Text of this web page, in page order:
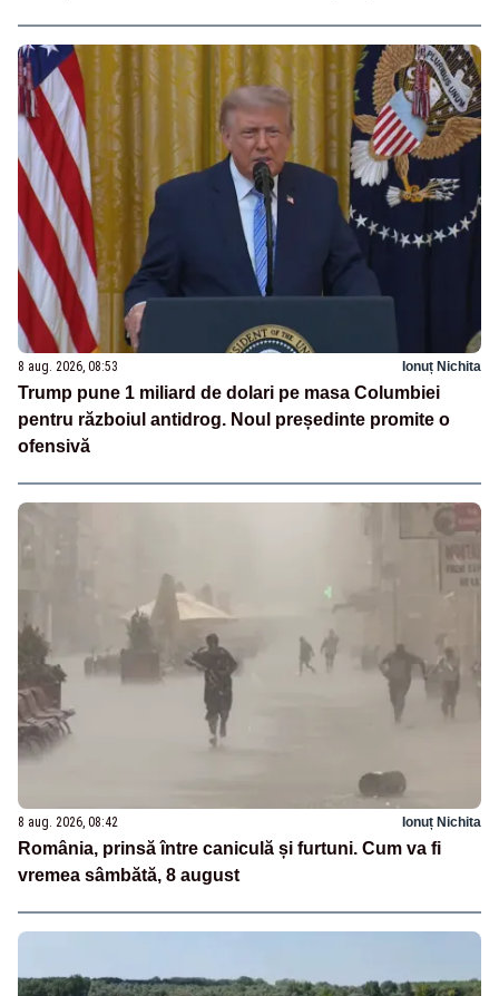
8 aug. 2026, 08:53 Ionuț Nichita
Trump pune 1 miliard de dolari pe masa Columbiei
pentru războiul antidrog. Noul președinte promite o
ofensivă
8 aug. 2026, 08:42 Ionuț Nichita
România, prinsă între caniculă și furtuni. Cum va fi
vremea sâmbătă, 8 august